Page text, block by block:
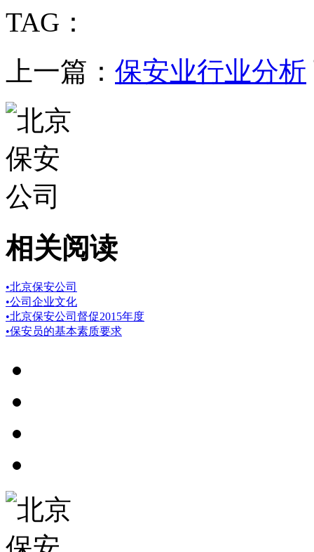
TAG：
上一篇： 保安业行业分析
相关阅读
•北京保安公司
•公司企业文化
•北京保安公司督促2015年度
•保安员的基本素质要求